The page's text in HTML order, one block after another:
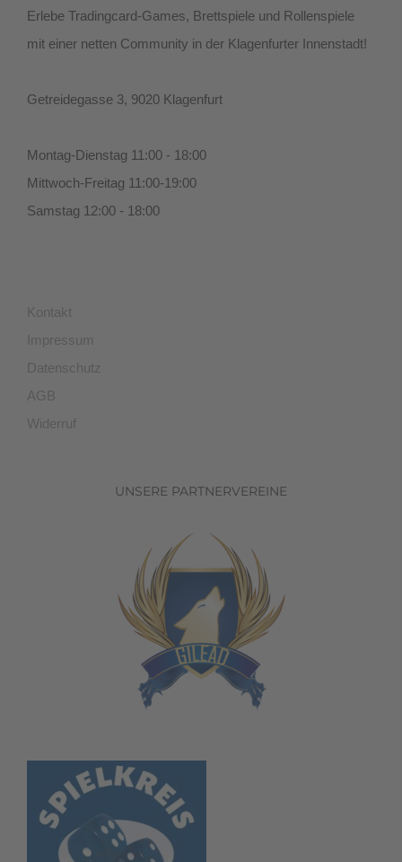
Erlebe Tradingcard-Games, Brettspiele und Rollenspiele
mit einer netten Community in der Klagenfurter Innenstadt!
Getreidegasse 3, 9020 Klagenfurt
Montag-Dienstag 11:00 - 18:00
Mittwoch-Freitag 11:00-19:00
Samstag 12:00 - 18:00
Kontakt
Impressum
Datenschutz
AGB
Widerruf
UNSERE PARTNERVEREINE